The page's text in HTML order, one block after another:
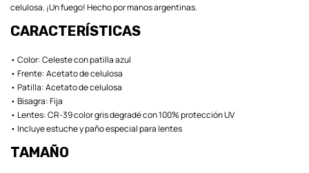
celulosa. ¡Un fuego! Hecho por manos argentinas.
CARACTERÍSTICAS
• Color: Celeste con patilla azul
• Frente: Acetato de celulosa
• Patilla: Acetato de celulosa
• Bisagra: Fija
• Lentes: CR-39 color gris degradé con 100% protección UV
• Incluye estuche y paño especial para lentes
TAMAÑO